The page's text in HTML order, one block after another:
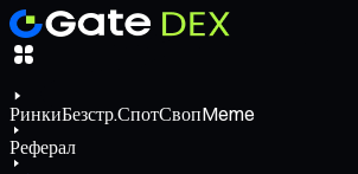
РинкиБезстр.СпотСвопMeme
Реферал